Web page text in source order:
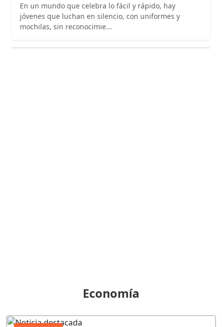
En un mundo que celebra lo fácil y rápido, hay
jóvenes que luchan en silencio, con uniformes y
mochilas, sin reconocimie...
Economía